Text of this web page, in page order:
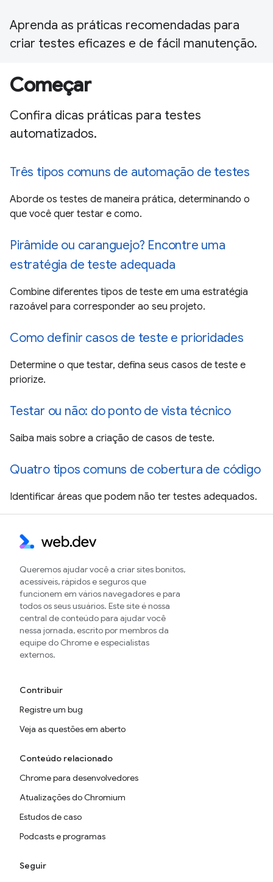
Aprenda as práticas recomendadas para
criar testes eficazes e de fácil manutenção.
Começar
Confira dicas práticas para testes
automatizados.
Três tipos comuns de automação de testes
Aborde os testes de maneira prática, determinando o
que você quer testar e como.
Pirâmide ou caranguejo? Encontre uma
estratégia de teste adequada
Combine diferentes tipos de teste em uma estratégia
razoável para corresponder ao seu projeto.
Como definir casos de teste e prioridades
Determine o que testar, defina seus casos de teste e
priorize.
Testar ou não: do ponto de vista técnico
Saiba mais sobre a criação de casos de teste.
Quatro tipos comuns de cobertura de código
Identificar áreas que podem não ter testes adequados.
Queremos ajudar você a criar sites bonitos,
acessíveis, rápidos e seguros que
funcionem em vários navegadores e para
todos os seus usuários. Este site é nossa
central de conteúdo para ajudar você
nessa jornada, escrito por membros da
equipe do Chrome e especialistas
externos.
Contribuir
Registre um bug
Veja as questões em aberto
Conteúdo relacionado
Chrome para desenvolvedores
Atualizações do Chromium
Estudos de caso
Podcasts e programas
Seguir